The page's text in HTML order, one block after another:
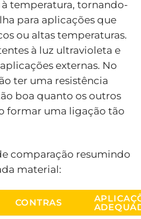
temperatura, tornando-
para aplicações que
ou altas temperaturas.
à luz ultravioleta e
externas. No
ter uma resistência
boa quanto os outros
formar uma ligação tão
comparação resumindo
material:
CONTRAS